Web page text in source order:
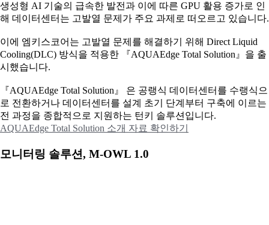
생성형 AI 기술의 급속한 발전과 이에 따른 GPU 활용 증가로 인
해 데이터센터는 고발열 문제가 주요 과제로 떠오르고 있습니다.
이에 엠키스코어는 고발열 문제를 해결하기 위해 Direct Liquid
Cooling(DLC) 방식을 적용한 『AQUAEdge Total Solution』을 출
시했습니다.
『AQUAEdge Total Solution』 은 공랭식 데이터센터를 수랭식으
로 전환하거나 데이터센터를 설계 초기 단계부터 구축에 이르는
전 과정을 종합적으로 지원하는 턴키 솔루션입니다.
AQUAEdge Total Solution 소개 자료 확인하기
모니터링 솔루션, M-OWL 1.0